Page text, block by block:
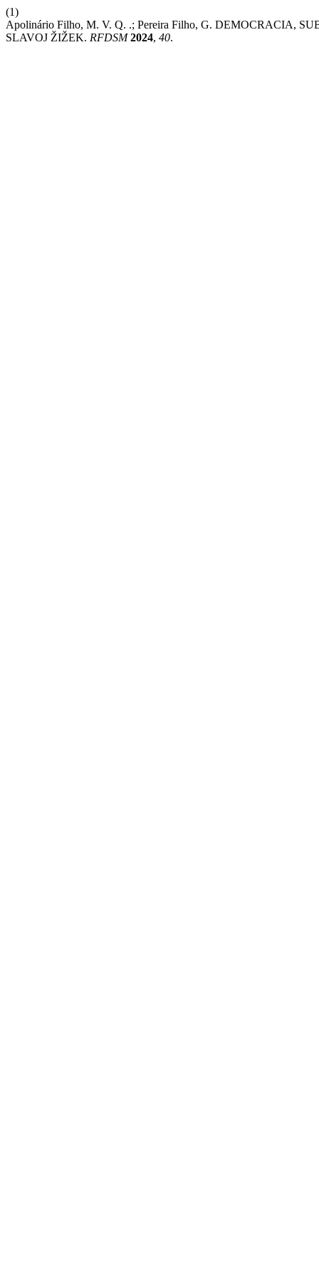
(1)
Apolinário Filho, M. V. Q. .; Pereira Filho, G. DEMOCRACIA,
SLAVOJ ŽIŽEK. RFDSM 2024, 40.